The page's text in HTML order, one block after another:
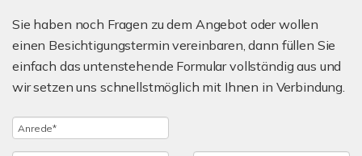
Sie haben noch Fragen zu dem Angebot oder wollen
einen Besichtigungstermin vereinbaren, dann füllen Sie
einfach das untenstehende Formular vollständig aus und
wir setzen uns schnellstmöglich mit Ihnen in Verbindung.